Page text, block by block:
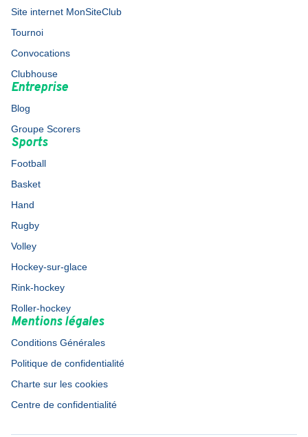
Site internet MonSiteClub
Tournoi
Convocations
Clubhouse
Entreprise
Blog
Groupe Scorers
Sports
Football
Basket
Hand
Rugby
Volley
Hockey-sur-glace
Rink-hockey
Roller-hockey
Mentions légales
Conditions Générales
Politique de confidentialité
Charte sur les cookies
Centre de confidentialité